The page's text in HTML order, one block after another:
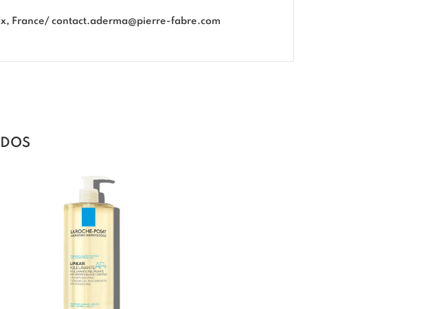
France/ contact.aderma@pierre-fabre.com